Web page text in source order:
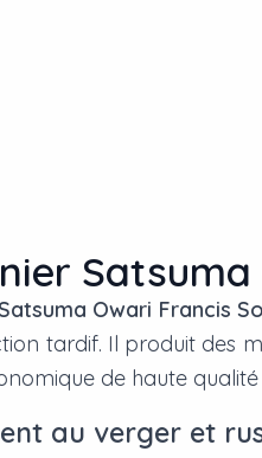
Owari Francis
tardif. Il produit des
de haute
au verger et